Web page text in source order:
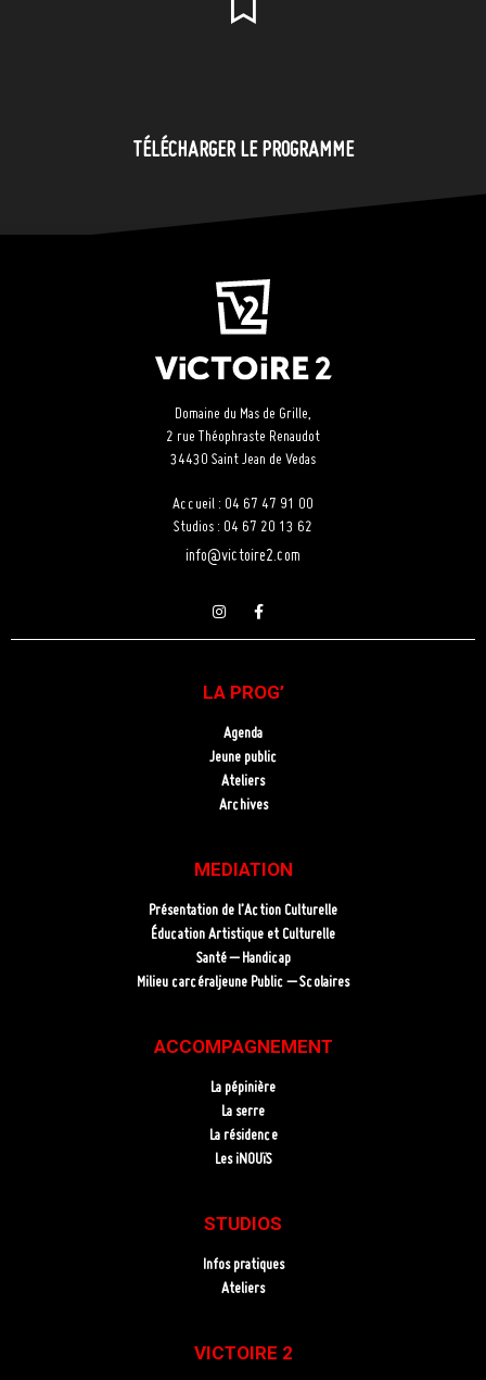
TÉLÉCHARGER LE PROGRAMME
Domaine du Mas de Grille,
2 rue Théophraste Renaudot
34430 Saint Jean de Vedas
Accueil : 04 67 47 91 00
Studios : 04 67 20 13 62
info@victoire2.com
LA PROG’
Agenda
Jeune public
Ateliers
Archives
MEDIATION
Présentation de l’Action Culturelle
Éducation Artistique et Culturelle
Santé – Handicap
Milieu carcéraljeune Public – Scolaires
ACCOMPAGNEMENT
La pépinière
La serre
La résidence
Les iNOUïS
STUDIOS
Infos pratiques
Ateliers
VICTOIRE 2